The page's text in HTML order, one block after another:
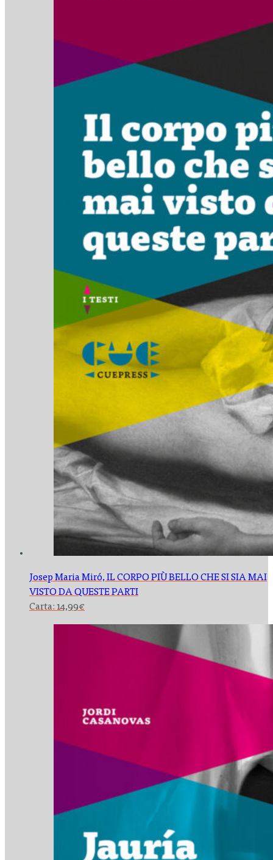
Josep Maria Miró,IL CORPO PIÙ BELLO CHE SI SIA MAI
VISTO DA QUESTE PARTI
Carta: 14,99€